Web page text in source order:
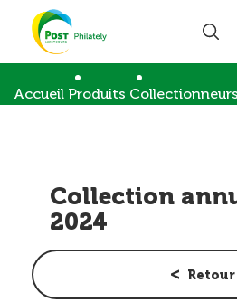
Accueil Produits Collectionneurs
Collection
2024
Retour